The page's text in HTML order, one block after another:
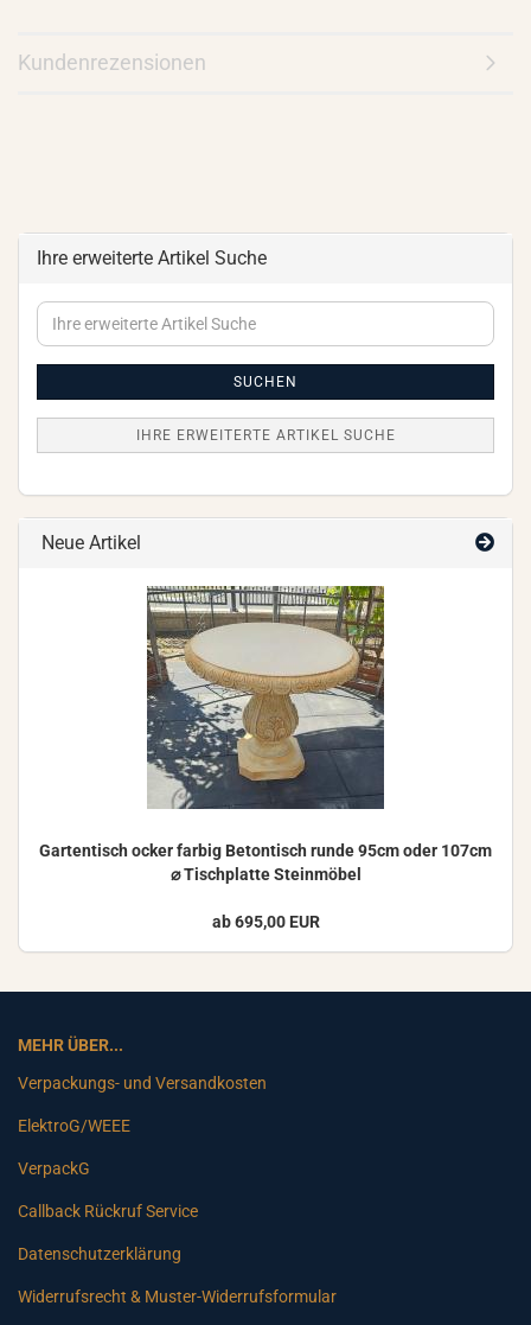
Kundenrezensionen
Ihre erweiterte Artikel Suche
Ihre
erweiterte
SUCHEN
IHRE ERWEITERTE ARTIKEL SUCHE
Neue Artikel
Gar­ten­tisch ocker far­big Be­ton­tisch runde 95cm oder 107cm
⌀ Tisch­plat­te Stein­mö­bel
ab 695,00 EUR
MEHR ÜBER...
Verpackungs- und Versandkosten
ElektroG/WEEE
VerpackG
Callback Rückruf Service
Datenschutzerklärung
Widerrufsrecht & Muster-Widerrufsformular